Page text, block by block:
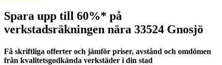
Spara upp till 60%* på
verkstadsräkningen nära 33524 Gnosjö
Få skriftliga offerter och jämför priser, avstånd och omdömen
från kvalitetsgodkända verkstäder i din stad